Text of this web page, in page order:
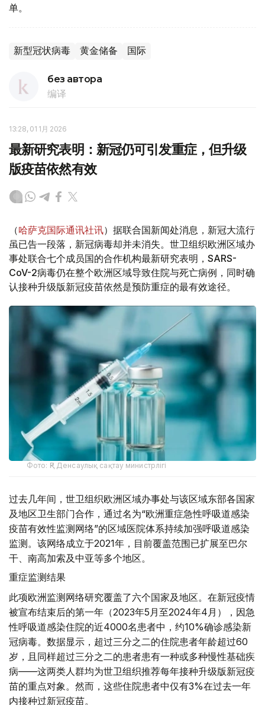
单。
新型冠状病毒 黄金储备 国际
без автора
编译
13:28, 01 1月 2026
最新研究表明：新冠仍可引发重症，但升级
版疫苗依然有效
（哈萨克国际通讯社讯）据联合国新闻处消息，新冠大流行
虽已告一段落，新冠病毒却并未消失。世卫组织欧洲区域办
事处联合七个成员国的合作机构最新研究表明，SARS-
CoV-2病毒仍在整个欧洲区域导致住院与死亡病例，同时确
认接种升级版新冠疫苗依然是预防重症的最有效途径。
Фото: ҚР Денсаулық сақтау министрлігі
过去几年间，世卫组织欧洲区域办事处与该区域东部各国家
及地区卫生部门合作，通过名为“欧洲重症急性呼吸道感染
疫苗有效性监测网络”的区域医院体系持续加强呼吸道感染
监测。该网络成立于2021年，目前覆盖范围已扩展至巴尔
干、南高加索及中亚等多个地区。
重症监测结果
此项欧洲监测网络研究覆盖了六个国家及地区。在新冠疫情
被宣布结束后的第一年（2023年5月至2024年4月），因急
性呼吸道感染住院的近4000名患者中，约10%确诊感染新
冠病毒。数据显示，超过三分之二的住院患者年龄超过60
岁，且同样超过三分之二的患者患有一种或多种慢性基础疾
病——这两类人群均为世卫组织推荐每年接种升级版新冠疫
苗的重点对象。然而，这些住院患者中仅有3%在过去一年
内接种过新冠疫苗。